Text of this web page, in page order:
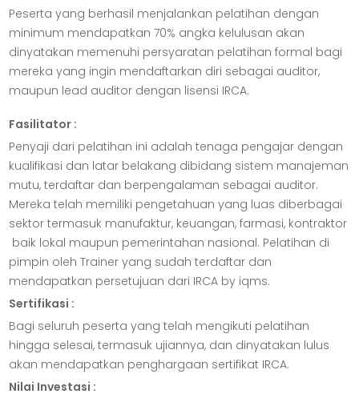
Peserta yang berhasil menjalankan pelatihan dengan
minimum mendapatkan 70% angka kelulusan akan
dinyatakan memenuhi persyaratan pelatihan formal bagi
mereka yang ingin mendaftarkan diri sebagai auditor,
maupun lead auditor dengan lisensi IRCA.
Fasilitator :
Penyaji dari pelatihan ini adalah tenaga pengajar dengan
kualifikasi dan latar belakang dibidang sistem manajeman
mutu, terdaftar dan berpengalaman sebagai auditor.
Mereka telah memiliki pengetahuan yang luas diberbagai
sektor termasuk manufaktur, keuangan, farmasi, kontraktor
baik lokal maupun pemerintahan nasional. Pelatihan di
pimpin oleh Trainer yang sudah terdaftar dan
mendapatkan persetujuan dari IRCA by iqms.
Sertifikasi :
Bagi seluruh peserta yang telah mengikuti pelatihan
hingga selesai, termasuk ujiannya, dan dinyatakan lulus
akan mendapatkan penghargaan sertifikat IRCA.
Nilai Investasi :